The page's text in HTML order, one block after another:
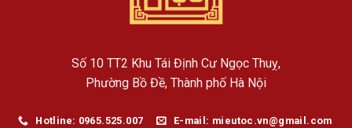
Số 10 TT2 Khu Tái Định Cư Ngọc Thuỵ,
Phường Bồ Đề, Thành phố Hà Nội
Hotline: 0965.525.007 E-mail: mieutoc.vn@gmail.com